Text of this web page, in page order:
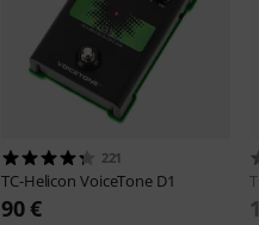
221
TC-Helicon VoiceTone D1
90 €